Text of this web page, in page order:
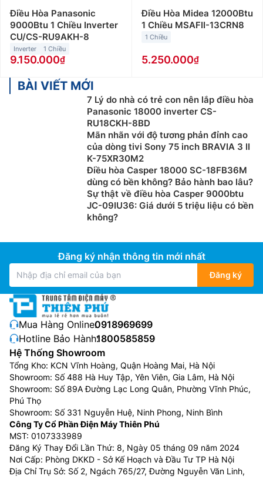
Điều hòa Casper 18000Btu
Điều hòa Casper
18000btu phù hợp với những không gian có diện tích
từ 20 đến dưới 30m2 như phòng làm việc, cửa hàng
hay phòng họp… Giá bán điều hòa Casper 18000btu
giao động từ 8 triệu đến 10 triệu đồng.
Điều hòa Casper 24000Btu:
24000btu phù hợp với những không gian có diện tích
từ 30 đến 40m2 như nhà hàng, siêu thị nhỏ hay phòng
họp… Giá bán điều hòa Casper 24000btu giao động
từ 12 triệu đến 14 triệu đồng.
Ngoài ra, các bạn có thể lựa chọn điều hòa
Casper theo loại điều hòa như
Điều hòa Casper 1 chiều Loại máy điều hòa Casper 1
chiều thì chỉ có tính năng làm lạnh, phù hợp sử dụng ở
đình không có nhu cầu sưởi ấm trong mùa đông.
Điều hòa Casper 2 chiều:Loại máy điều hòa Casper 2
chiều vừa có khả năng làm lạnh trong mùa hè, vừa có
thể làm ấm trong mùa đông. Giá thành cao hơn điều
hòa Casper 1 chiều, phù hợp với những nơi có cả mùa
đông và mùa hè.
Điều hòa Casper inverter:là dòng sản phẩm tập trung
vào phân khúc tầm trung, dòng điều hòa Casper
inverter sử dụng máy nén được trang bị công nghệ
inverter tiết kiệm điện cùng rất nhiều tính năng hữu ích
khác.
Ưu điểm của Điều Hòa Casper inverter
Giá thành khá rẻ:Các sản phẩm điều hòa Casper có
giá thành khá rẻ chỉ với hơn 4 triệu đồng là bạn đã có
thể sở hữu được 1 chiếc điều hòa Casper 9000btu.
Điều Hòa Panasonic
9000Btu 1 Chiều Inverter
CU/CS-RU9AKH-8
Inverter 1 Chiều
9.150.000
Điều Hòa Midea 12000Btu
1 Chiều MSAFII-13CRN8
1 Chiều
5.250.000
BÀI VIẾT MỚI
7 Lý do nhà có trẻ con nên lắp điều hòa
Panasonic 18000 inverter CS-
RU18CKH-8BD
Mãn nhãn với độ tương phản đỉnh cao
của dòng tivi Sony 75 inch BRAVIA 3 II
K-75XR30M2
Điều hòa Casper 18000 SC-18FB36M
dùng có bền không? Bảo hành bao lâu?
Sự thật về điều hòa Casper 9000btu
JC-09IU36: Giá dưới 5 triệu liệu có bền
không?
Đăng ký nhận thông tin mới nhất
Đăng ký
Mua Hàng Online:0918969699
Hotline Bảo Hành:1800585859
Hệ Thống Showroom
Tổng Kho: KCN Vĩnh Hoàng, Quận Hoàng Mai, Hà Nội
Showroom: Số 488 Hà Huy Tập, Yên Viên, Gia Lâm, Hà Nội
Showroom: Số 89A Đường Lạc Long Quân, Phường Vĩnh Phúc,
Phú Thọ
Showroom: Số 331 Nguyễn Huệ, Ninh Phong, Ninh Bình
Công Ty Cổ Phần Điện Máy Thiên Phú
MST: 0107333989
Đăng Ký Thay Đổi Lần Thứ: 8, Ngày 05 tháng 09 năm 2024
Nơi Cấp: Phòng DKKD - Sở Kế Hoạch và Đầu Tư TP Hà Nội
Địa Chỉ Trụ Sở: Số 2, Ngách 765/27, Đường Nguyễn Văn Linh,